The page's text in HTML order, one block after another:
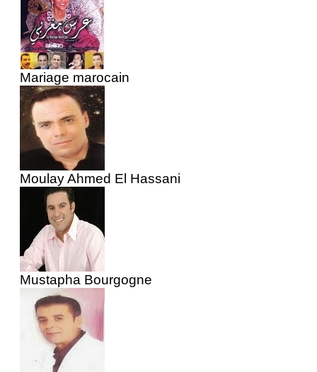
Mariage marocain
Moulay Ahmed El Hassani
Mustapha Bourgogne